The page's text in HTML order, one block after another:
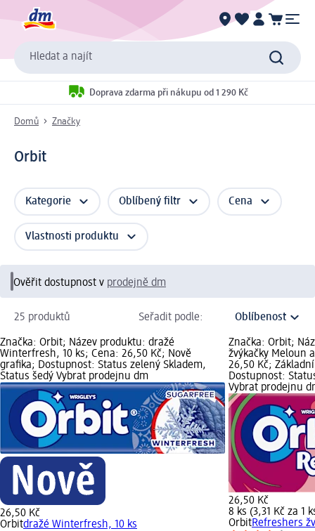
Hledat a najít
Doprava zdarma při nákupu od 1 290 Kč
Domů Značky
Orbit
Kategorie Oblíbený filtr Cena
Vlastnosti produktu
Ověřit dostupnost v prodejně dm
25 produktů Seřadit podle:
Značka: Orbit; Název produktu: dražé
Winterfresh, 10 ks; Cena: 26,50 Kč; Nově
grafika; Dostupnost: Status zelený Skladem,
Status šedý Vybrat prodejnu dm
26,50 Kč
Orbitdražé Winterfresh, 10 ks
Značka: Orbit;
žvýkačky Meloun
26,50 Kč;
Dostupnost:
Vybrat prodejnu
26,50 Kč
8 ks (3,31 Kč za 1
OrbitRefreshers